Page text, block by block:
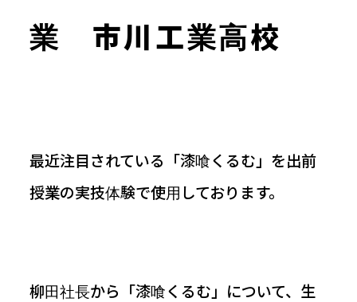
採用情報
業 市川工業高校
最近注目されている「漆喰くるむ」を出前
授業の実技体験で使用しております。
柳田社長から「漆喰くるむ」について、生